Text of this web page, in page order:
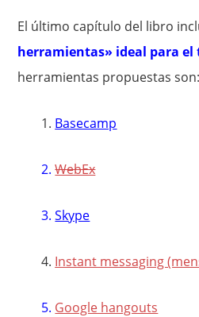
El último capítulo del libro
herramientas» ideal para
herramientas propuestas son:
1. Basecamp
2.WebEx
3.Skype
4. Instant messaging
5. Google hangouts